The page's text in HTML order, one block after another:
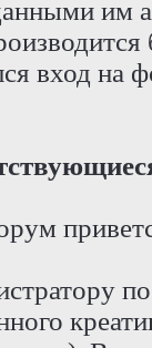
им
вход на